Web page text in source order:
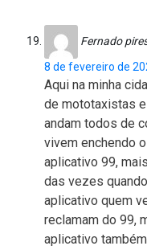
Fernado
8 de fevereiro de
Aqui na minha
de mototaxistas
andam todos de
vivem enchendo
aplicativo 99,
das vezes
aplicativo quem
reclamam do 99,
aplicativo